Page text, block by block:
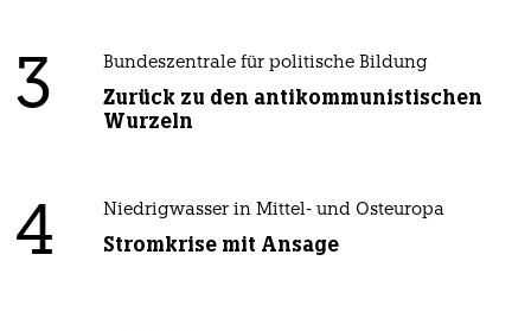
3 Bundeszentrale für politische Bildung
Zurück zu den antikommunistischen
Wurzeln
4 Niedrigwasser in Mittel- und Osteuropa
Stromkrise mit Ansage